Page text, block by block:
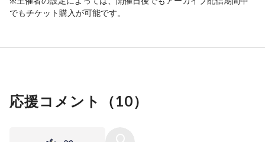
でもチケット購入が可能です。
応援コメント（10）